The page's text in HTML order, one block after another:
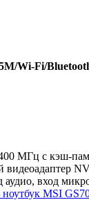
Wi-Fi/
МГц с кэш-
видеоадаптер
вход
ноутбук MSI